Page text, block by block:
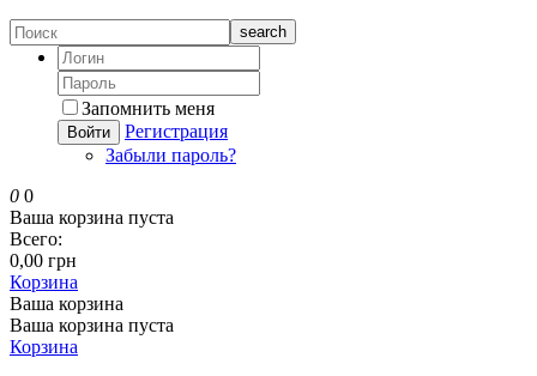
search
Запомнить меня
Войти
Регистрация
Забыли пароль?
0 0
Ваша корзина пуста
Всего:
0,00 грн
Корзина
Ваша корзина
Ваша корзина пуста
Корзина